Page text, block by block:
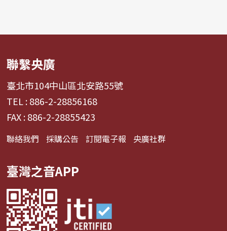
聯繫央廣
臺北市104中山區北安路55號
TEL : 886-2-28856168
FAX : 886-2-28855423
聯絡我們 採購公告 訂閱電子報 央廣社群
臺灣之音APP